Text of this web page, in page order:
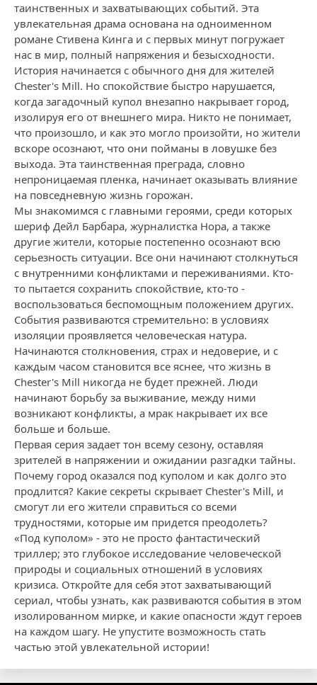
таинственных и захватывающих событий. Эта
увлекательная драма основана на одноименном
романе Стивена Кинга и с первых минут погружает
нас в мир, полный напряжения и безысходности.
История начинается с обычного дня для жителей
Chester's Mill. Но спокойствие быстро нарушается,
когда загадочный купол внезапно накрывает город,
изолируя его от внешнего мира. Никто не понимает,
что произошло, и как это могло произойти, но жители
вскоре осознают, что они пойманы в ловушке без
выхода. Эта таинственная преграда, словно
непроницаемая пленка, начинает оказывать влияние
на повседневную жизнь горожан.
Мы знакомимся с главными героями, среди которых
шериф Дейл Барбара, журналистка Нора, а также
другие жители, которые постепенно осознают всю
серьезность ситуации. Все они начинают столкнуться
с внутренними конфликтами и переживаниями. Кто-
то пытается сохранить спокойствие, кто-то -
воспользоваться беспомощным положением других.
События развиваются стремительно: в условиях
изоляции проявляется человеческая натура.
Начинаются столкновения, страх и недоверие, и с
каждым часом становится все яснее, что жизнь в
Chester's Mill никогда не будет прежней. Люди
начинают борьбу за выживание, между ними
возникают конфликты, а мрак накрывает их все
больше и больше.
Первая серия задает тон всему сезону, оставляя
зрителей в напряжении и ожидании разгадки тайны.
Почему город оказался под куполом и как долго это
продлится? Какие секреты скрывает Chester's Mill, и
смогут ли его жители справиться со всеми
трудностями, которые им придется преодолеть?
«Под куполом» - это не просто фантастический
триллер; это глубокое исследование человеческой
природы и социальных отношений в условиях
кризиса. Откройте для себя этот захватывающий
сериал, чтобы узнать, как развиваются события в этом
изолированном мирке, и какие опасности ждут героев
на каждом шагу. Не упустите возможность стать
частью этой увлекательной истории!